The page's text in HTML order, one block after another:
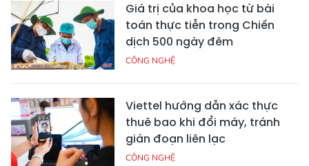
Giá trị của khoa học từ bài
toán thực tiễn trong Chiến
dịch 500 ngày đêm
CÔNG NGHỆ
Viettel hướng dẫn xác thực
thuê bao khi đổi máy, tránh
gián đoạn liên lạc
CÔNG NGHỆ